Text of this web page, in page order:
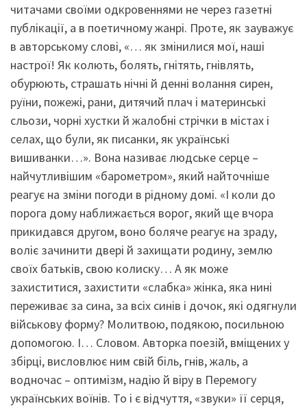
читачами своїми одкровеннями не через газетні
публікації, а в поетичному жанрі. Проте, як зауважує
в авторському слові, «… як змінилися мої, наші
настрої! Як колють, болять, гнітять, гнівлять,
обурюють, страшать нічні й денні волання сирен,
руїни, пожежі, рани, дитячий плач і материнські
сльози, чорні хустки й жалобні стрічки в містах і
селах, що були, як писанки, як українські
вишиванки…». Вона називає людське серце –
найчутливішим «барометром», який найточніше
реагує на зміни погоди в рідному домі. «І коли до
порога дому наближається ворог, який ще вчора
прикидався другом, воно боляче реагує на зраду,
воліє зачинити двері й захищати родину, землю
своїх батьків, свою колиску… А як може
захиститися, захистити «слабка» жінка, яка нині
переживає за сина, за всіх синів і дочок, які одягнули
військову форму? Молитвою, подякою, посильною
допомогою. І… Словом. Авторка поезій, вміщених у
збірці, висловлює ним свій біль, гнів, жаль, а
водночас – оптимізм, надію й віру в Перемогу
українських воїнів. То і є відчуття, «звуки» її серця,